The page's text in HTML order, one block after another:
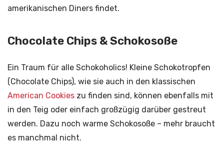
amerikanischen Diners findet.
Chocolate Chips & Schokosoße
Ein Traum für alle Schokoholics! Kleine Schokotropfen
(Chocolate Chips), wie sie auch in den klassischen
American Cookies zu finden sind, können ebenfalls mit
in den Teig oder einfach großzügig darüber gestreut
werden. Dazu noch warme Schokosoße – mehr braucht
es manchmal nicht.